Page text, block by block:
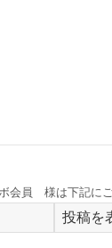
会員 様は下記に
投稿を